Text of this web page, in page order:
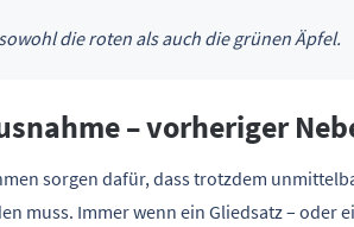
die roten als auch die grünen Äpfel.
– vorheriger
sorgen dafür, dass trotzdem
muss. Immer wenn ein Gliedsatz –